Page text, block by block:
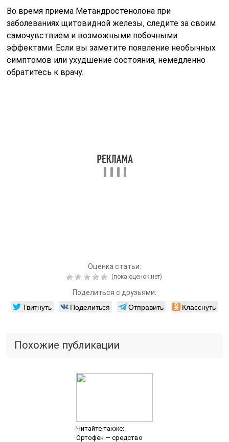
Во время приема Метандростенолона при
заболеваниях щитовидной железы, следите за своим
самочувствием и возможными побочными
эффектами. Если вы заметите появление необычных
симптомов или ухудшение состояния, немедленно
обратитесь к врачу.
Оценка статьи:
(пока оценок нет)
Поделиться с друзьями:
Твитнуть Поделиться Отправить Класснуть
Похожие публикации
Читайте также:
Ортофен — средство